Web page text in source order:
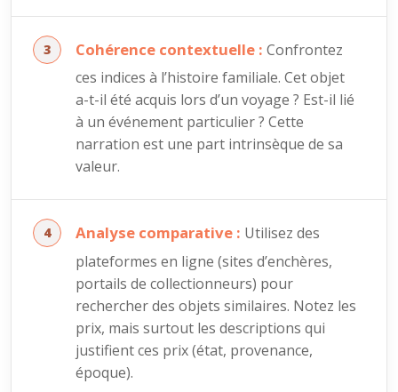
Cohérence contextuelle : Confrontez
ces indices à l’histoire familiale. Cet objet
a-t-il été acquis lors d’un voyage ? Est-il lié
à un événement particulier ? Cette
narration est une part intrinsèque de sa
valeur.
Analyse comparative : Utilisez des
plateformes en ligne (sites d’enchères,
portails de collectionneurs) pour
rechercher des objets similaires. Notez les
prix, mais surtout les descriptions qui
justifient ces prix (état, provenance,
époque).